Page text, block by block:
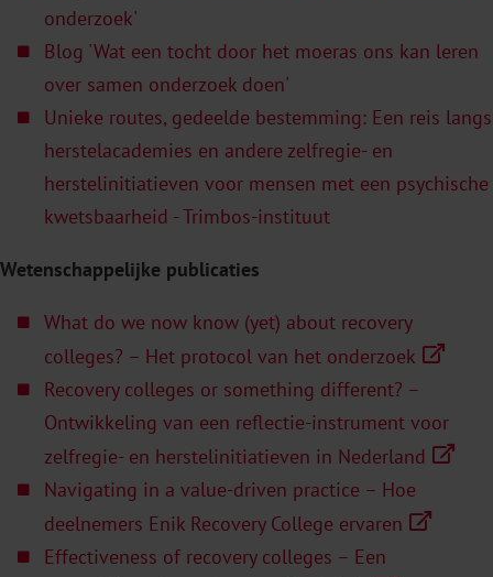
onderzoek'
Blog 'Wat een tocht door het moeras ons kan leren
over samen onderzoek doen'
Unieke routes, gedeelde bestemming: Een reis langs
herstelacademies en andere zelfregie- en
herstelinitiatieven voor mensen met een psychische
kwetsbaarheid - Trimbos-instituut
Wetenschappelijke publicaties
What do we now know (yet) about recovery
colleges? – Het protocol van het onderzoek
Recovery colleges or something different? –
Ontwikkeling van een reflectie-instrument voor
zelfregie- en herstelinitiatieven in Nederland
Navigating in a value-driven practice – Hoe
deelnemers Enik Recovery College ervaren
Effectiveness of recovery colleges – Een